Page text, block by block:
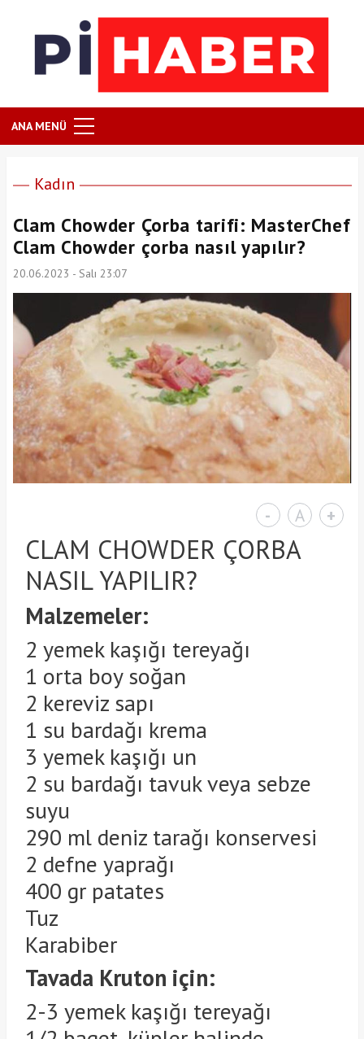
ANA MENÜ
Kadın
Clam Chowder Çorba tarifi: MasterChef
Clam Chowder çorba nasıl yapılır?
20.06.2023 - Salı 23:07
- A +
CLAM CHOWDER ÇORBA
NASIL YAPILIR?
Malzemeler:
2 yemek kaşığı tereyağı
1 orta boy soğan
2 kereviz sapı
1 su bardağı krema
3 yemek kaşığı un
2 su bardağı tavuk veya sebze
suyu
290 ml deniz tarağı konservesi
2 defne yaprağı
400 gr patates
Tuz
Karabiber
Tavada Kruton için:
2-3 yemek kaşığı tereyağı